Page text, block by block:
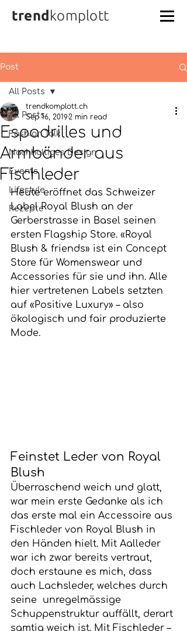
trend komplott
Post
All Posts
Fashion Talk
Nachhaltiges Design
Events
Lifestyle
Rezepte
All Posts
Espadrilles und
Armbänder aus
Fischleder
trendkomplott.ch
Sep 16, 20192 min read
Heute eröffnet das Schweizer
Label Royal Blush an der
Gerberstrasse in Basel seinen
ersten Flagship Store. «Royal
Blush & friends» ist ein Concept
Store für Womenswear und
Accessories für sie und ihn. Alle
hier vertretenen Labels setzten
auf «Positive Luxury» – also
ökologisch und fair produzierte
Mode.
Feinstet Leder von Royal
Blush
Überraschend weich und glatt,
war mein erste Gedanke als ich
das erste mal ein Accessoire aus
Fischleder von Royal Blush in
den Händen hielt. Mit Aalleder
war ich zwar bereits vertraut,
doch erstaune es mich, dass
auch Lachsleder, welches durch
seine  unregelmässige
Schuppenstruktur auffällt, derart
samtig weich ist. Mit Fischleder –